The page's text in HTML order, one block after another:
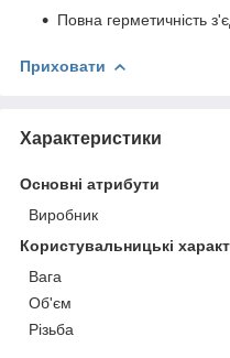
Повна герметичність
Приховати
Характеристики
Основні атрибути
Виробник
Користувальницькі
Вага
Об'єм
Різьба